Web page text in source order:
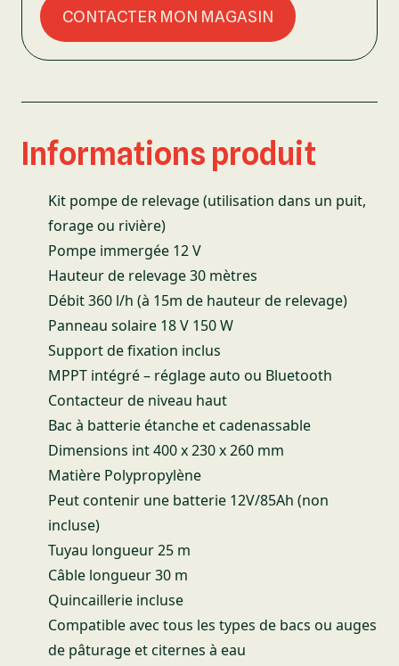
CONTACTER MON MAGASIN
Informations produit
Kit pompe de relevage (utilisation dans un puit,
forage ou rivière)
Pompe immergée 12 V
Hauteur de relevage 30 mètres
Débit 360 l/h (à 15m de hauteur de relevage)
Panneau solaire 18 V 150 W
Support de fixation inclus
MPPT intégré – réglage auto ou Bluetooth
Contacteur de niveau haut
Bac à batterie étanche et cadenassable
Dimensions int 400 x 230 x 260 mm
Matière Polypropylène
Peut contenir une batterie 12V/85Ah (non
incluse)
Tuyau longueur 25 m
Câble longueur 30 m
Quincaillerie incluse
Compatible avec tous les types de bacs ou auges
de pâturage et citernes à eau